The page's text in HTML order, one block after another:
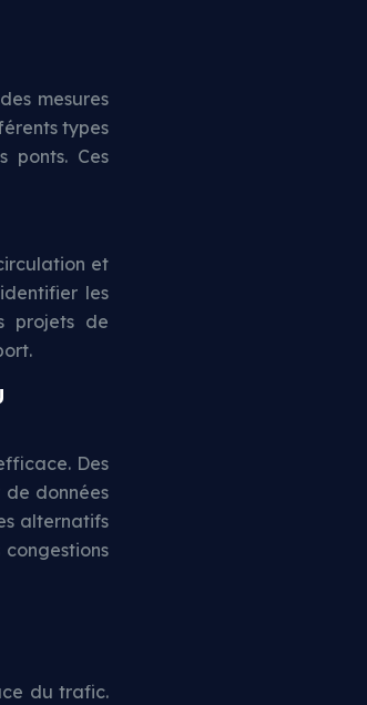
mesures
types
ponts. Ces
et
les
projets de
Des
données
alternatifs
du trafic.